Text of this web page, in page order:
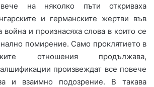
вече на няколко пъти откриваха
и германските жертви във
война и произнасяха слова в които се
помирение. Само проклятието в
отношения продължава,
произвеждат все повече
и взаимно подозрение. В такава